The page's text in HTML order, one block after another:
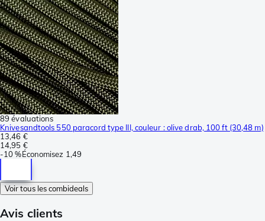
89 évaluations
Knivesandtools 550 paracord type III, couleur : olive drab, 100 ft (30,48 m)
13,46 €
14,95 €
-10 %Économisez 1,49
Voir tous les combideals
Avis clients